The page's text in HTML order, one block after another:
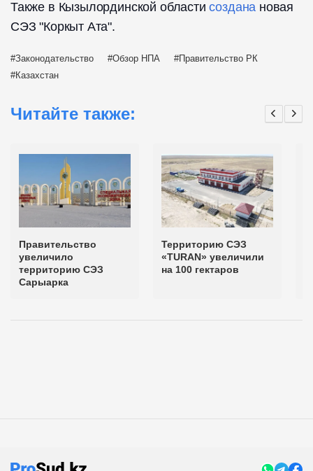
Также в Кызылординской областисоздана новая
СЭЗ "Коркыт Ата".
Законодательство Обзор НПА
Правительство РК
Казахстан
Читайте также:
Правительство
увеличило
территорию СЭЗ
Сарыарка
Территорию СЭЗ
«TURAN» увеличили
на 100 гектаров